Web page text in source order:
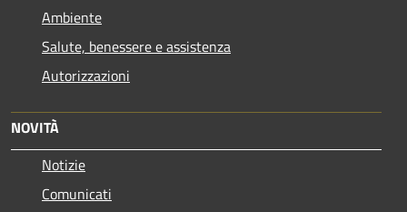
Ambiente
Salute, benessere e assistenza
Autorizzazioni
NOVITÀ
Notizie
Comunicati